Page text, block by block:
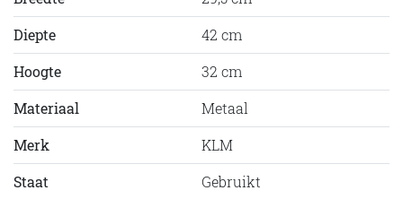
Diepte
42 cm
Hoogte
32 cm
Materiaal
Metaal
Merk
KLM
Staat
Gebruikt